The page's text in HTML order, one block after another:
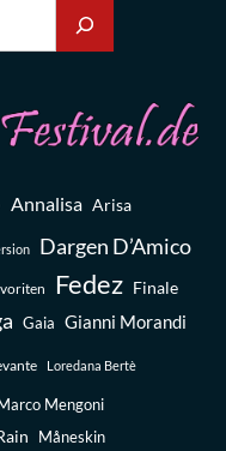
Annalisa Arisa
Dargen D’Amico
Fedez Finale
Gaia Gianni Morandi
Loredana Bertè
Mengoni
Måneskin